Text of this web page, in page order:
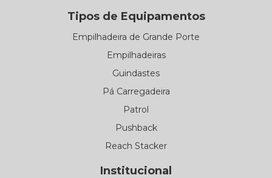
Tipos de Equipamentos
Empilhadeira de Grande Porte
Empilhadeiras
Guindastes
Pá Carregadeira
Patrol
Pushback
Reach Stacker
Institucional